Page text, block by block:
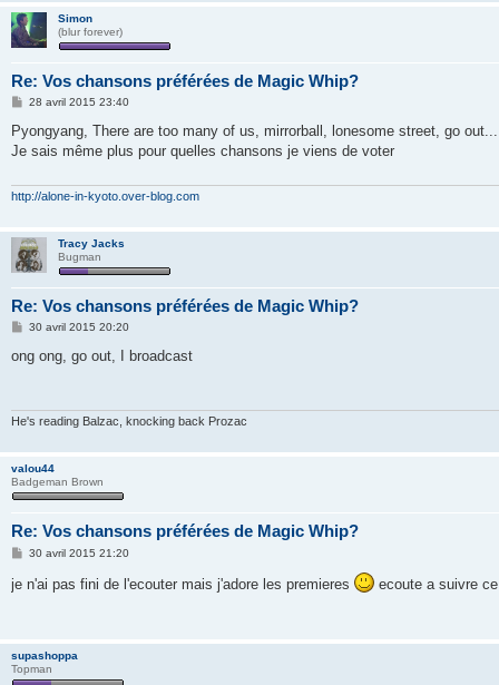
Simon
(blur forever)
Re: Vos chansons préférées de Magic Whip?
M
s
s
a
28 avril 2015 23:40
Pyongyang, There are too many of us, mirrorball, lonesome street, go out...
Je sais même plus pour quelles chansons je viens de voter
http://alone-in-kyoto.over-blog.com
Tracy Jacks
Bugman
Re: Vos chansons préférées de Magic Whip?
M
s
s
30 avril 2015 20:20
ong ong, go out, I broadcast
He's reading Balzac, knocking back Prozac
valou44
Badgeman Brown
Re: Vos chansons préférées de Magic Whip?
M
s
30 avril 2015 21:20
je n'ai pas fini de l'ecouter mais j'adore les premieres ecoute a suivre
supashoppa
Topman